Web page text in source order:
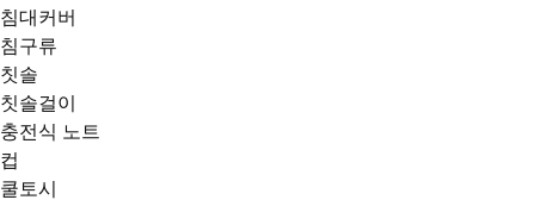
침대커버
침구류
칫솔
칫솔걸이
충전식 노트
컵
쿨토시